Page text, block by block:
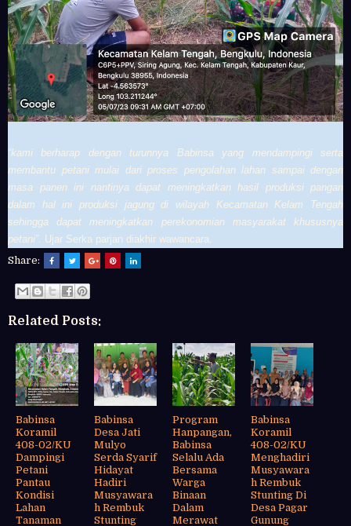
“kami berharap dengan turunnya Babinsa yang mendampingi serta
membantu petani mulai dari proses pengolahan lahan sampai dengan
masa panen ini nantinya dapat meningkatkan hasil produksi pangan
dalam hal ini produksi jagung di wilayah Kecamatan Kelam Tengah
sehingga dapat meningkatkan perekonomian masyarakat khususnya
petani”. Ujar Serka parjan diakhir wawancara.
Share:
Related Posts:
Babinsa
Koramil
408-02/KU
Dampingi
Petani
Pantau
Kondisi
Lahan
Tanaman
Babinsa
Desa Jati
Mulyo
Serda Syarif
Hidayat
Hadiri
Musyawara
h Rembuk
Stunting
Program
Hanpangan,
Babinsa
Selalu Ada
Bersama
Warga
Binaan
Dalam
Merawat
Babinsa
Koramil
408-02/KU
Menghadiri
Musyawara
h Rembuk
Stunting Di
Desa Pagar
Gunung